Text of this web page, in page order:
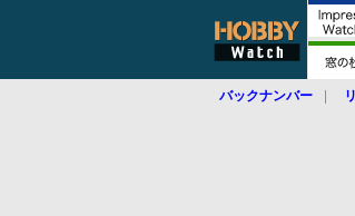
バックナンバー